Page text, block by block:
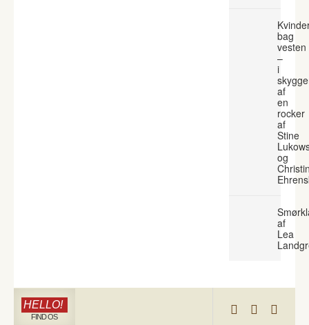
bag
vesten
–
i
af
en
rocker
af
Stine
og
af
Lea
HELLO!
FIND OS